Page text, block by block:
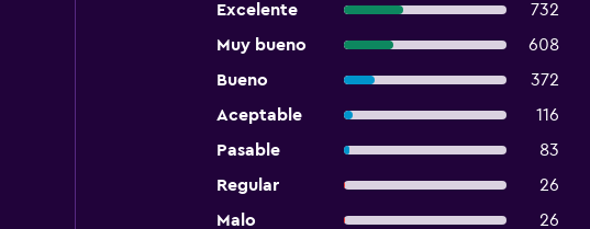
Excelente
732
Muy bueno
608
Bueno
372
Aceptable
116
Pasable
83
Regular
26
Malo
26